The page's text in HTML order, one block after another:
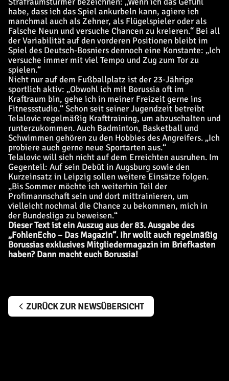
habe, dass ich das Spiel ankurbeln kann, agiere ich
manchmal auch als Zehner, als Flügelspieler oder als
Falsche Neun und versuche Chancen zu kreieren.“ Bei all
der Variabilität auf den vorderen Positionen bleibt im
Spiel des Deutsch-Bosniers dennoch eine Konstante: „Ich
versuche immer mit viel Tempo und Zug zum Tor zu
spielen.“
Nicht nur auf dem Fußballplatz ist der 23-Jährige
sportlich aktiv: „Obwohl ich mit Borussia oft im
Kraftraum bin, gehe ich in meiner Freizeit gerne ins
Fitnessstudio.“ Schon seit seiner Jugendzeit betreibt
Telalovic regelmäßig Krafttraining, um abzuschalten und
runterzukommen. Auch Badminton, Basketball und
Schwimmen gehören zu den Hobbies des Angreifers. „Ich
probiere auch gerne neue Sportarten aus.“
Telalovic will sich nicht auf dem Erreichten ausruhen. Im
Gegenteil: Auf sein Debüt in Augsburg sowie den
Kurzeinsatz in Leipzig sollen weitere Einsätze folgen.
„Bis Sommer möchte ich weiterhin Teil der
Profimannschaft sein und dort mittrainieren, um
vielleicht nochmal die Chance zu bekommen, mich in
der Bundesliga zu beweisen.“
Dieser Text ist ein Auszug aus der 83. Ausgabe des
„FohlenEcho – Das Magazin“. Ihr wollt auch regelmäßig
Borussias exklusives Mitgliedermagazin im Briefkasten
haben? Dann macht euch Borussia!
ZURÜCK ZUR NEWSÜBERSICHT